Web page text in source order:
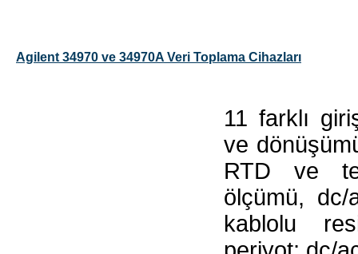
Agilent 34970 ve 34970A Veri Toplama Cihazları
11 farklı
ve
RTD ve
ölçümü,
kablolu